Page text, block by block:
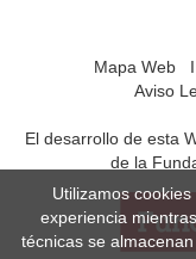
Mapa Web
Aviso
El desarrollo de esta
de la
Utilizamos
experiencia
técnicas se